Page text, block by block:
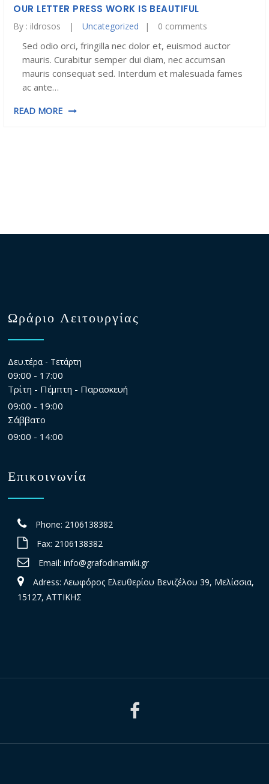
OUR LETTER PRESS WORK IS BEAUTIFUL
By : ildrosos Uncategorized 0 comments
Sed odio orci, fringilla nec dolor et, euismod auctor
mauris. Curabitur semper dui diam, nec accumsan
mauris consequat sed. Interdum et malesuada fames
ac ante…
READ MORE
Ωράριο Λειτουργίας
Δευ.τέρα - Τετάρτη
09:00 - 17:00
Τρίτη - Πέμπτη - Παρασκευή
09:00 - 19:00
Σάββατο
09:00 - 14:00
Επικοινωνία
Phone: 2106138382
Fax: 2106138382
Email: info@grafodinamiki.gr
Adress: Λεωφόρος Ελευθερίου Βενιζέλου 39, Μελίσσια,
15127, ΑΤΤΙΚΗΣ